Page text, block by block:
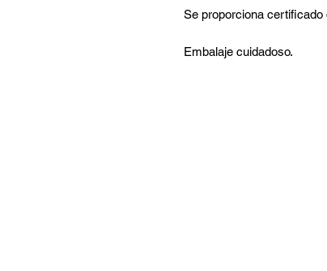
Se proporciona certificado
Embalaje cuidadoso.